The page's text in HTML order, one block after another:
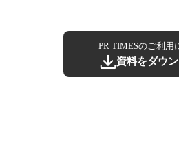
PR TIMESのご利用
資料をダウ